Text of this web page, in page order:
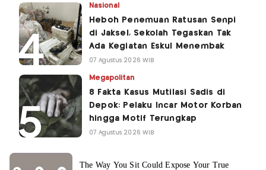
Nasional
Heboh Penemuan Ratusan Senpi
di Jaksel, Sekolah Tegaskan Tak
Ada Kegiatan Eskul Menembak
07 Agustus 2026 WIB
Megapolitan
8 Fakta Kasus Mutilasi Sadis di
Depok: Pelaku Incar Motor Korban
hingga Motif Terungkap
07 Agustus 2026 WIB